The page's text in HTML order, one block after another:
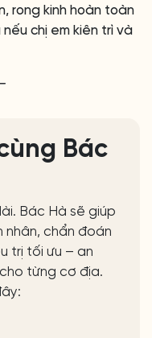
rong kinh hoàn toàn
chị em kiên trì và
Bác
Bác Hà sẽ giúp
nhân, chẩn đoán
trị tối ưu – an
từng cơ địa.